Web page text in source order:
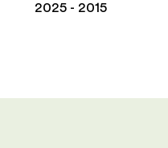
2015 - 2025